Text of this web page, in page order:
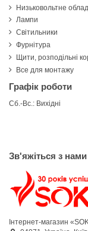
Низьковольтне
Лампи
Світильники
Фурнітура
Щити, розподільні
Все для монтажу
Графік роботи
Сб.-Вс.: Вихідні
Зв'яжіться з нами
Інтернет-магазин